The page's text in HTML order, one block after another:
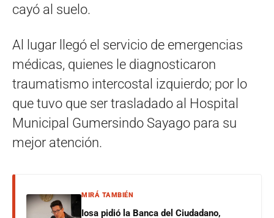
cayó al suelo.
Al lugar llegó el servicio de emergencias
médicas, quienes le diagnosticaron
traumatismo intercostal izquierdo; por lo
que tuvo que ser trasladado al Hospital
Municipal Gumersindo Sayago para su
mejor atención.
MIRÁ TAMBIÉN
Iosa pidió la Banca del Ciudadano,